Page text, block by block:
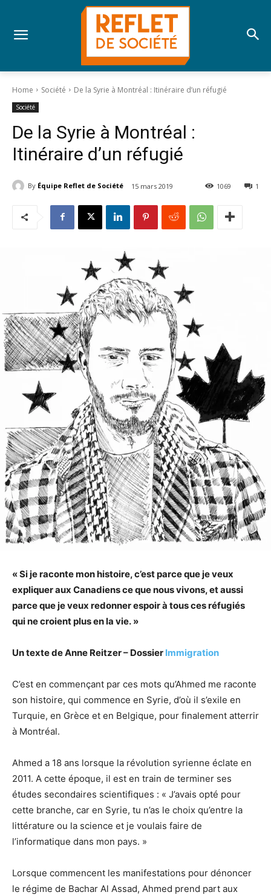
Home Société De la Syrie à Montréal : Itinéraire d’un réfugié
Société
De la Syrie à Montréal :
Itinéraire d’un réfugié
By Équipe Reflet de Société 15 mars 2019 1
1069
« Si je raconte mon histoire, c’est parce que je veux
expliquer aux Canadiens ce que nous vivons, et aussi
parce que je veux redonner espoir à tous ces réfugiés
qui ne croient plus en la vie. »
Un texte de Anne Reitzer – Dossier Immigration
C’est en commençant par ces mots qu’Ahmed me raconte
son histoire, qui commence en Syrie, d’où il s’exile en
Turquie, en Grèce et en Belgique, pour finalement atterrir
à Montréal.
Ahmed a 18 ans lorsque la révolution syrienne éclate en
2011. A cette époque, il est en train de terminer ses
études secondaires scientifiques : « J’avais opté pour
cette branche, car en Syrie, tu n’as le choix qu’entre la
littérature ou la science et je voulais faire de
l’informatique dans mon pays. »
Lorsque commencent les manifestations pour dénoncer
le régime de Bachar Al Assad, Ahmed prend part aux